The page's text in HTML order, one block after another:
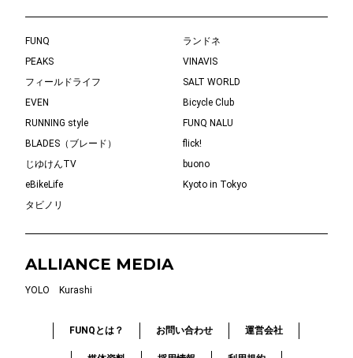
FUNQ
ランドネ
PEAKS
VINAVIS
フィールドライフ
SALT WORLD
EVEN
Bicycle Club
RUNNING style
FUNQ NALU
BLADES（ブレード）
flick!
じゆけんTV
buono
eBikeLife
Kyoto in Tokyo
タビノリ
ALLIANCE MEDIA
YOLO Kurashi
FUNQとは？ お問い合わせ 運営会社